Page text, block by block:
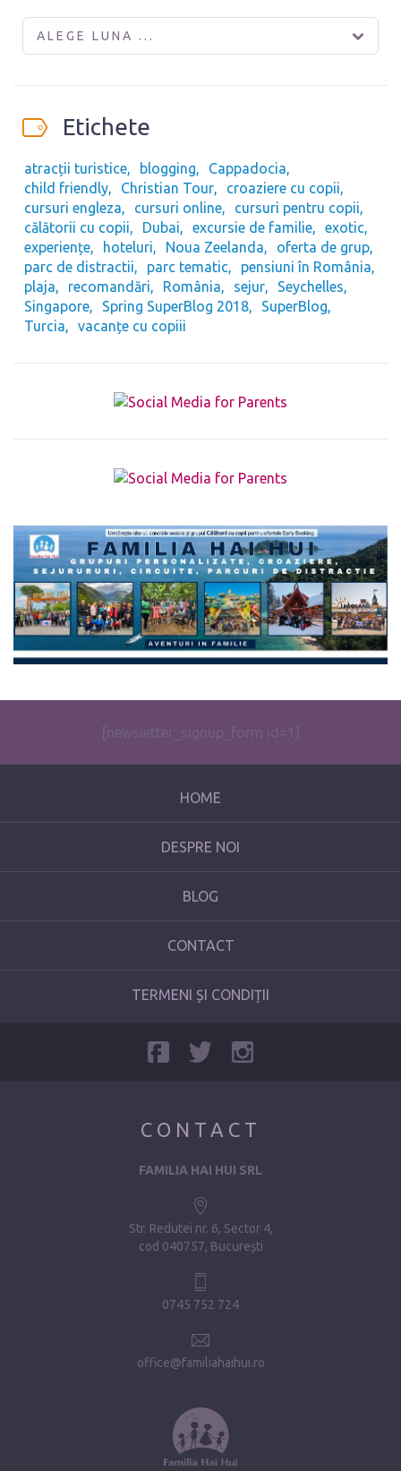
ALEGE LUNA ...
Etichete
atracții turistice blogging
Cappadocia
child friendly
Christian Tour
croaziere cu copii
cursuri engleza
cursuri online
cursuri pentru copii
călătorii cu copii
Dubai excursie de familie
exotic
experiențe
hoteluri Noua Zeelanda
oferta de grup
parc de distractii
parc tematic
pensiuni în România
plaja
recomandări România sejur
Seychelles
Singapore
Spring SuperBlog 2018
SuperBlog
Turcia
vacanțe cu copiii
The form you have selected does not exist.
[newsletter_signup_form id=1]
HOME
DESPRE NOI
BLOG
CONTACT
TERMENI ȘI CONDIȚII
CONTACT
FAMILIA HAI HUI SRL
Str. Redutei nr. 6, Sector 4
cod 040757, București
0745 752 724
office@familiahaihui.ro